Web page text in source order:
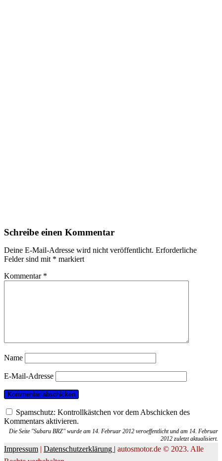
Schreibe einen Kommentar
Deine E-Mail-Adresse wird nicht veröffentlicht. Erforderliche
Felder sind mit * markiert
Kommentar *
Name
E-Mail-Adresse
Spamschutz: Kontrollkästchen vor dem Abschicken des
Kommentars aktivieren.
Die Seite "Subaru BRZ" wurde am 14. Februar 2012 veroeffentlicht und am 14. Februar
2012 zuletzt aktualisiert.
Impressum | Datenschutzerklärung | autosmotor.de © 2023. Alle